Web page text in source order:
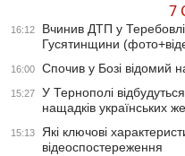
7
16:12
Вчинив ДТП у
Гусятинщини
16:00 Спочив у Бозі відомий
15:27
У Тернополі
нащадків українських
15:13
Які ключові
відеоспостереження